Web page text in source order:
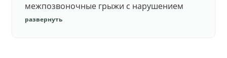
межпозвоночные грыжи с нарушением
функций. Юристы подготовили документы,
развернуть